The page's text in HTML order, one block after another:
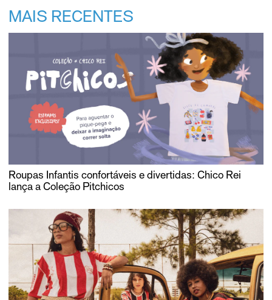
MAIS RECENTES
Roupas Infantis confortáveis e divertidas: Chico Rei
lança a Coleção Pitchicos